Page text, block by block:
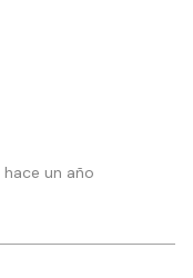
un año